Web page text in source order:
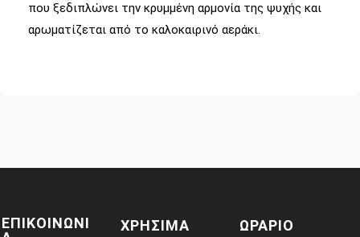
που ξεδιπλώνει την κρυμμένη αρμονία της ψυχής και
αρωματίζεται από το καλοκαιρινό αεράκι.
ΕΠΙΚΟΙΝΩΝΙ
ΧΡΗΣΙΜΑ ΩΡΑΡΙΟ